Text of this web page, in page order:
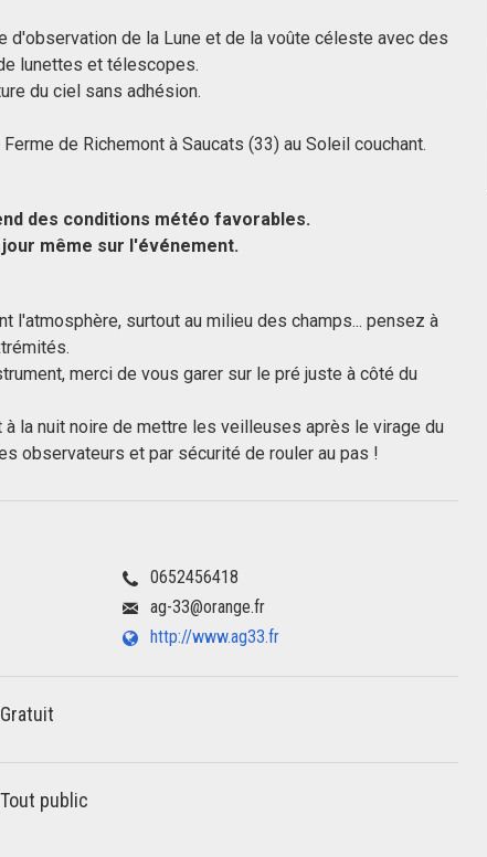
d'observation de la Lune et de la voûte céleste avec des
lunettes et télescopes.
du ciel sans adhésion.
de Richemont à Saucats (33) au Soleil couchant.
des conditions météo favorables.
même sur l'événement.
l'atmosphère, surtout au milieu des champs... pensez à
merci de vous garer sur le pré juste à côté du
la nuit noire de mettre les veilleuses après le virage du
observateurs et par sécurité de rouler au pas !
0652456418
ag-33@orange.fr
http://www.ag33.fr
Gratuit
Tout public